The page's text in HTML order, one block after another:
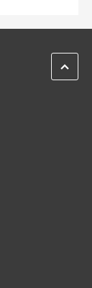
ZPĚT